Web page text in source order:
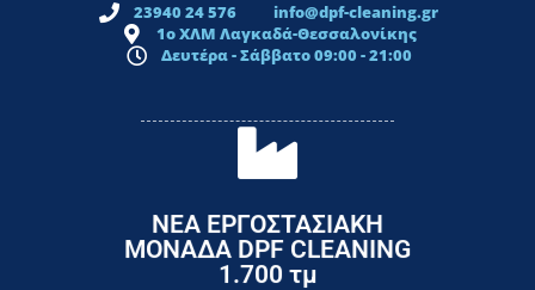
23940 24 576
info@dpf-cleaning.gr
1ο ΧΛΜ Λαγκαδά-Θεσσαλονίκης
Δευτέρα - Σάββατο 09:00 - 21:00
ΝΕΑ ΕΡΓΟΣΤΑΣΙΑΚΗ
ΜΟΝΑΔΑ DPF CLEANING
1.700 τμ